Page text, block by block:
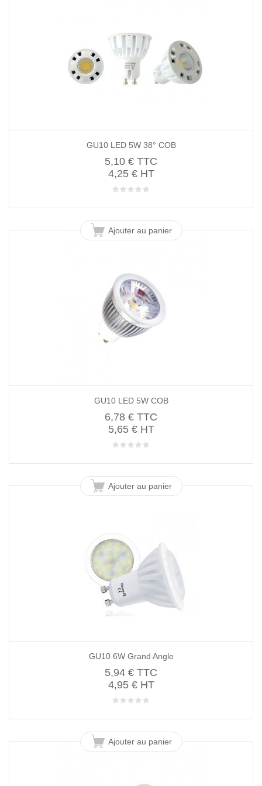
GU10 LED 5W 38° COB
5,10 € TTC
4,25 € HT
Ajouter au panier
GU10 LED 5W COB
6,78 € TTC
5,65 € HT
Ajouter au panier
GU10 6W Grand Angle
5,94 € TTC
4,95 € HT
Ajouter au panier